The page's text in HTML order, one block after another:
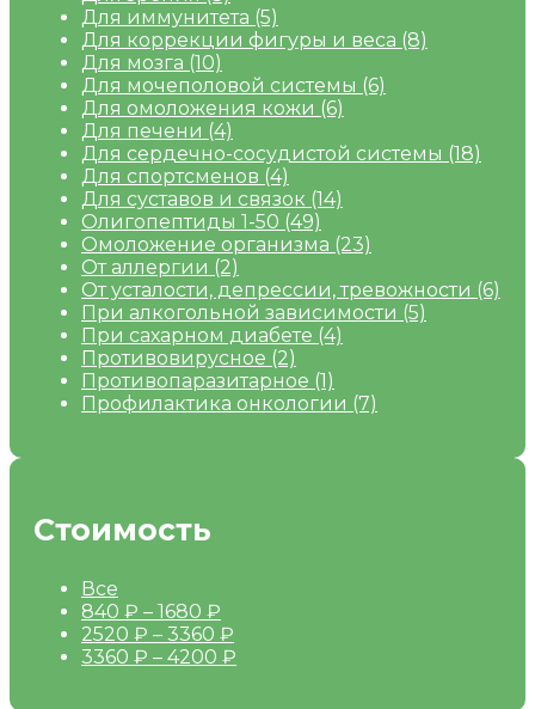
Для иммунитета (5)
Для коррекции фигуры и веса (8)
Для мозга (10)
Для мочеполовой системы (6)
Для омоложения кожи (6)
Для печени (4)
Для сердечно-сосудистой системы (18)
Для спортсменов (4)
Для суставов и связок (14)
Олигопептиды 1-50 (49)
Омоложение организма (23)
От аллергии (2)
От усталости, депрессии, тревожности (6)
При алкогольной зависимости (5)
При сахарном диабете (4)
Противовирусное (2)
Противопаразитарное (1)
Профилактика онкологии (7)
Стоимость
Все
840 ₽ – 1680 ₽
2520 ₽ – 3360 ₽
3360 ₽ – 4200 ₽